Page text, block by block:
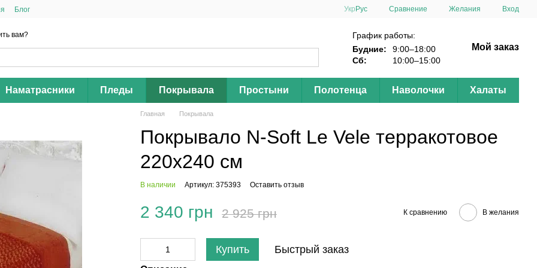
Блог Укр Рус Сравнение Желания Вход
вам?
График работы:
Будние:
9:00–18:00
Сб:
10:00–15:00
Мой заказ
Наматрасники Пледы Покрывала Простыни Полотенца Наволочки Халаты
Главная Покрывала
Покрывало N-Soft Le Vele терракотовое
220х240 см
В наличии Артикул: 375393 Оставить отзыв
2 340 грн 2 925 грн К сравнению В желания
Купить Быстрый заказ